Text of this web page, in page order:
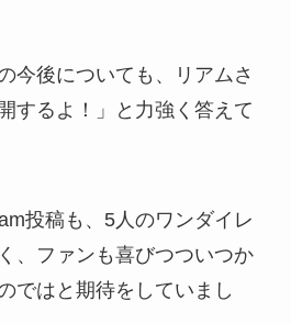
今後についても、リアムさ
するよ！」と力強く答えて
投稿も、5人のワンダイレ
、ファンも喜びつついつか
ではと期待をしていまし